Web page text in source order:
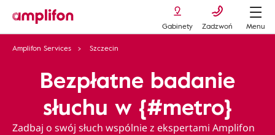
Gabinety Zadzwoń
Menu
Amplifon Services
Szczecin
Bezpłatne badanie
słuchu w {#metro}
Zadbaj o swój słuch wspólnie z ekspertami Amplifon